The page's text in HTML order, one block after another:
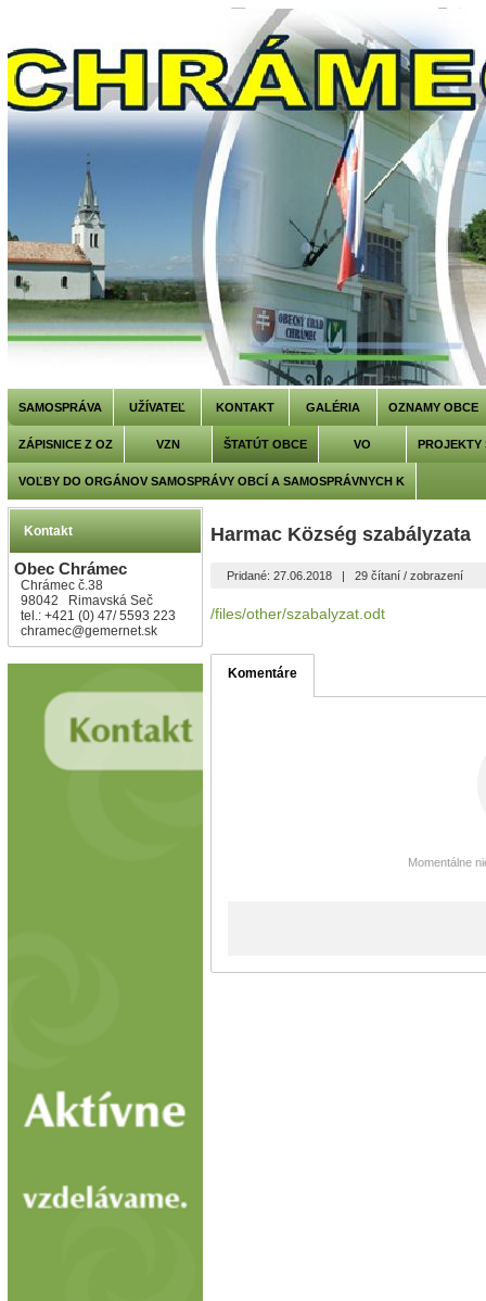
SAMOSPRÁVA UŽÍVATEĽ KONTAKT GALÉRIA OZNAMY OBCE
ZÁPISNICE Z OZ VZN ŠTATÚT OBCE VO PROJEKTY
VOĽBY DO ORGÁNOV SAMOSPRÁVY OBCÍ A SAMOSPRÁVNYCH K
Kontakt
Obec Chrámec
Chrámec č.38
98042 Rimavská Seč
tel.: +421 (0) 47/ 5593 223
chramec@gemernet.sk
Harmac Község szabályzata
Pridané: 27.06.2018 |29 čítaní / zobrazení
/files/other/szabalyzat.odt
Komentáre
Momentálne